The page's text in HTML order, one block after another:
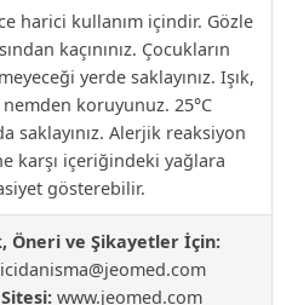
harici kullanım içindir. Gözle
kaçınınız. Çocukların
yerde saklayınız. Işık,
nemden koruyunuz. 25°C
saklayınız. Alerjik reaksiyon
karşı içeriğindeki yağlara
gösterebilir.
Öneri ve Şikayetler İçin:
www.jeomed.com